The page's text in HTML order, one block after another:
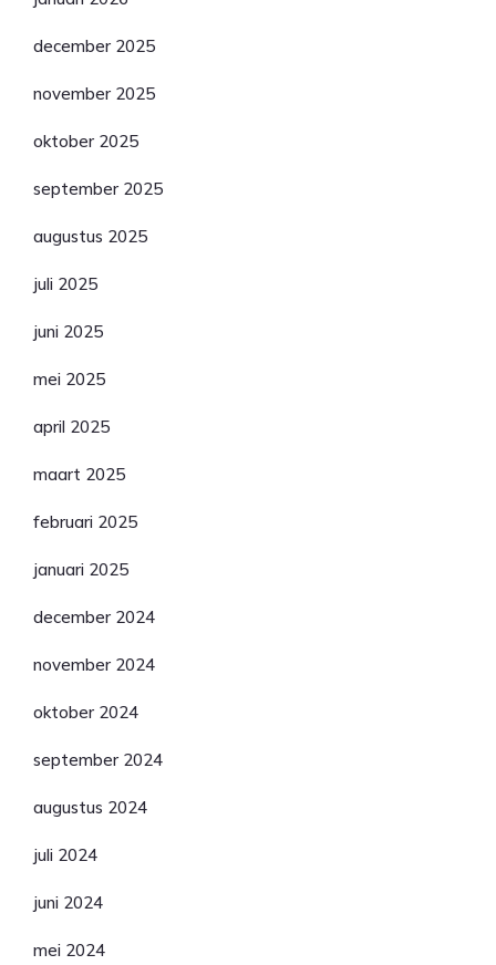
december 2025
november 2025
oktober 2025
september 2025
augustus 2025
juli 2025
juni 2025
mei 2025
april 2025
maart 2025
februari 2025
januari 2025
december 2024
november 2024
oktober 2024
september 2024
augustus 2024
juli 2024
juni 2024
mei 2024